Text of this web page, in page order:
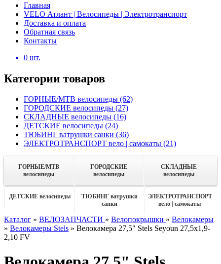
Главная
VELO Атлант | Велосипеды | Электротранспорт
Доставка и оплата
Обратная связь
Контакты
0 шт.
Категории товаров
ГОРНЫЕ/MTB велосипеды (62)
ГОРОДСКИЕ велосипеды (27)
СКЛАДНЫЕ велосипеды (16)
ДЕТСКИЕ велосипеды (24)
ТЮБИНГ ватрушки санки (36)
ЭЛЕКТРОТРАНСПОРТ вело | самокаты (21)
ГОРНЫЕ/MTB
велосипеды
ГОРОДСКИЕ
велосипеды
СКЛАДНЫЕ
велосипеды
ДЕТСКИЕ велосипеды
ТЮБИНГ ватрушки
санки
ЭЛЕКТРОТРАНСПОРТ
вело | самокаты
Каталог » ВЕЛОЗАПЧАСТИ » Велопокрышки » Велокамеры
» Велокамеры Stels » Велокамера 27,5" Stels Seyoun 27,5х1,9-
2,10 FV